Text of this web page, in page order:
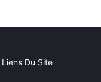
Liens Du Site